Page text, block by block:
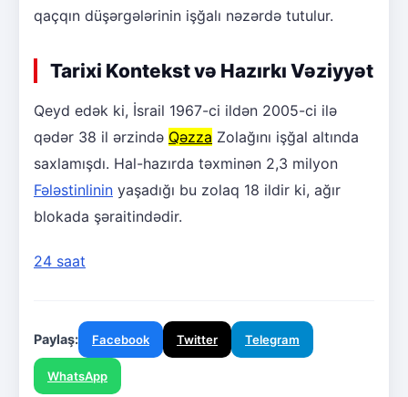
qaçqın düşərgələrinin işğalı nəzərdə tutulur.
Tarixi Kontekst və Hazırkı Vəziyyət
Qeyd edək ki, İsrail 1967-ci ildən 2005-ci ilə
qədər 38 il ərzində Qəzza Zolağını işğal altında
saxlamışdı. Hal-hazırda təxminən 2,3 milyon
Fələstinlinin yaşadığı bu zolaq 18 ildir ki, ağır
blokada şəraitindədir.
24 saat
Paylaş: Facebook Twitter Telegram
WhatsApp